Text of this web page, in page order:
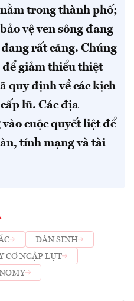
trong thành phố;
vệ ven sông đang
rất căng. Chúng
giảm thiểu thiệt
quy định về các kịch
lũ. Các địa
cuộc quyết liệt để
tính mạng và tài
DÂN SINH
CƠ NGẬP LỤT